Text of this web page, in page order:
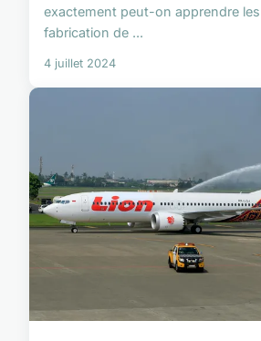
exactement peut-on apprendre
fabrication de ...
4 juillet 2024